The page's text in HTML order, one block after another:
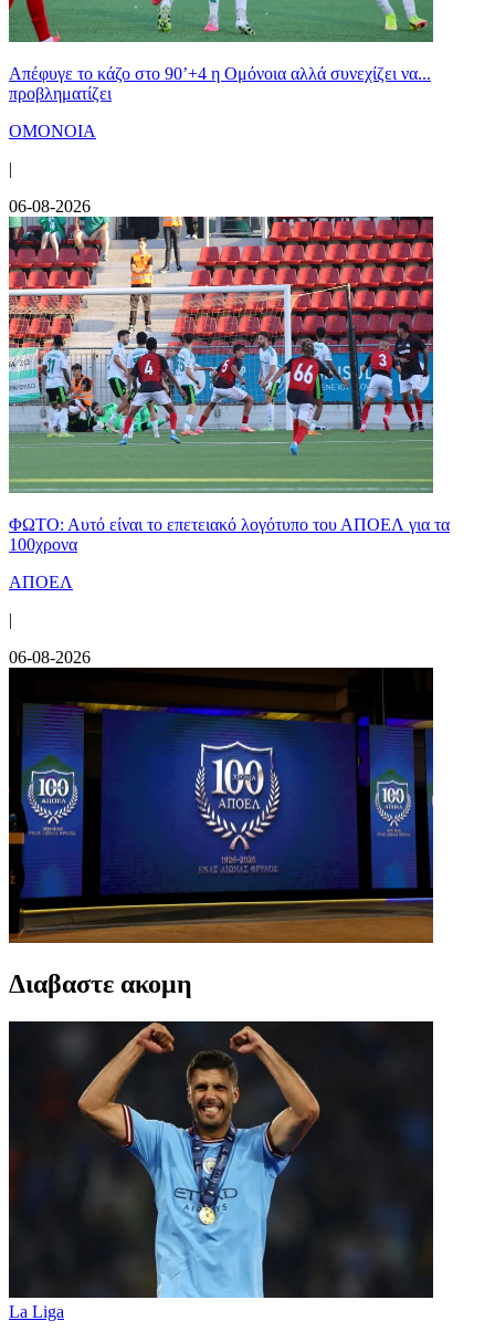
Απέφυγε το κάζο στο 90’+4 η Ομόνοια αλλά συνεχίζει να...
προβληματίζει
ΟΜΟΝΟΙΑ
|
06-08-2026
ΦΩΤΟ: Αυτό είναι το επετειακό λογότυπο του ΑΠΟΕΛ για τα
100χρονα
ΑΠΟΕΛ
|
06-08-2026
Διαβαστε ακομη
La Liga